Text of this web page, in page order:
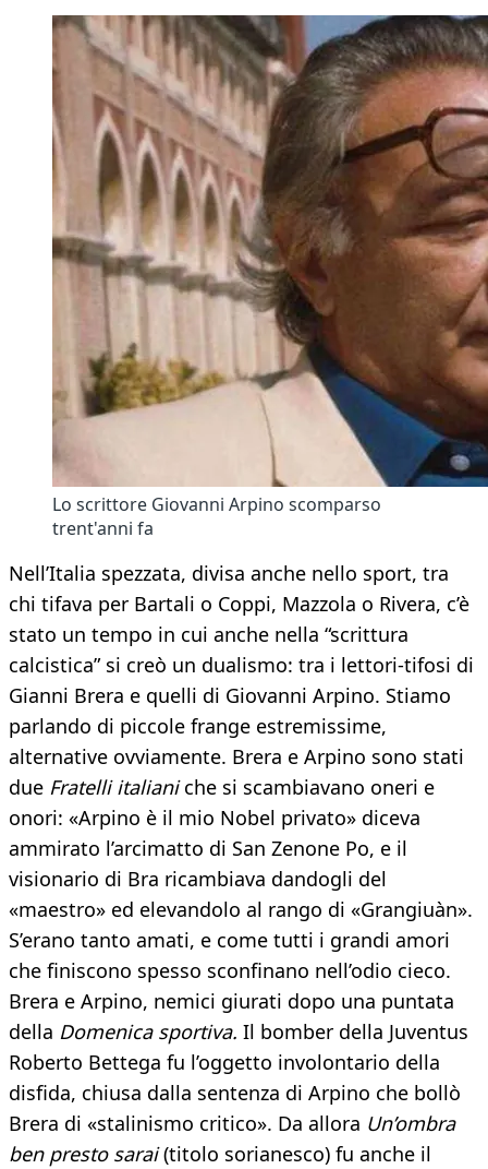
Lo scrittore Giovanni Arpino scomparso
trent'anni fa
Nell’Italia spezzata, divisa anche nello sport, tra
chi tifava per Bartali o Coppi, Mazzola o Rivera, c’è
stato un tempo in cui anche nella “scrittura
calcistica” si creò un dualismo: tra i lettori-tifosi di
Gianni Brera e quelli di Giovanni Arpino. Stiamo
parlando di piccole frange estremissime,
alternative ovviamente. Brera e Arpino sono stati
due Fratelli italianiche si scambiavano oneri e
onori: «Arpino è il mio Nobel privato» diceva
ammirato l’arcimatto di San Zenone Po, e il
visionario di Bra ricambiava dandogli del
«maestro» ed elevandolo al rango di «Grangiuàn».
S’erano tanto amati, e come tutti i grandi amori
che finiscono spesso sconfinano nell’odio cieco.
Brera e Arpino, nemici giurati dopo una puntata
della Domenica sportiva. Il bomber della Juventus
Roberto Bettega fu l’oggetto involontario della
disfida, chiusa dalla sentenza di Arpino che bollò
Brera di «stalinismo critico». Da allora Un’ombra
ben presto sarai(titolo sorianesco) fu anche il